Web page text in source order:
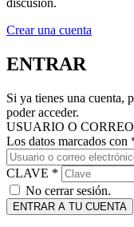
Crear una cuenta
poder acceder.
USUARIO O
Los datos marcados
CLAVE *
No cerrar sesión.
ENTRAR A TU CUENTA
¿Olvidaste tu clave?